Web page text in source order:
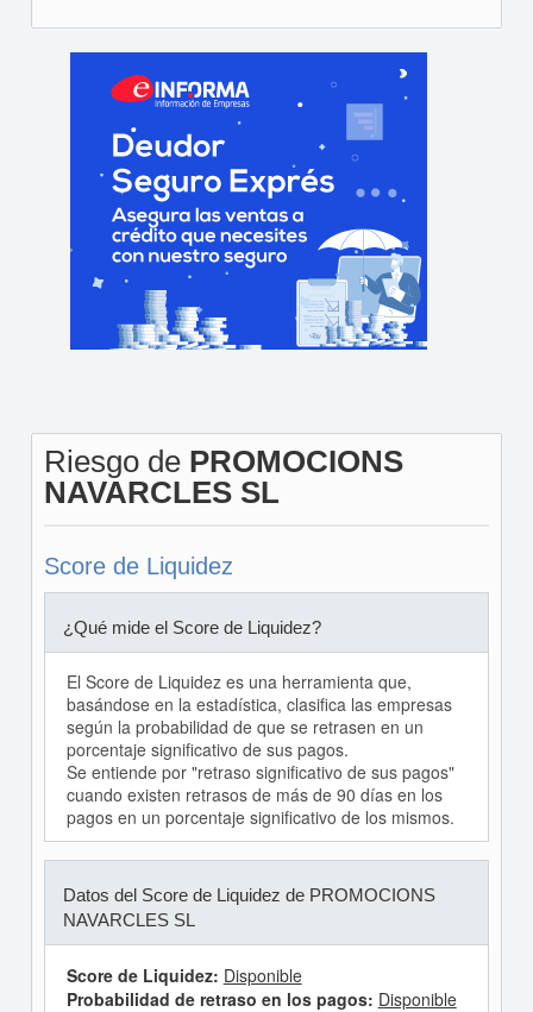
Riesgo de PROMOCIONS
NAVARCLES SL
Score de Liquidez
¿Qué mide el Score de Liquidez?
El Score de Liquidez es una herramienta que,
basándose en la estadística, clasifica las empresas
según la probabilidad de que se retrasen en un
porcentaje significativo de sus pagos.
Se entiende por "retraso significativo de sus pagos"
cuando existen retrasos de más de 90 días en los
pagos en un porcentaje significativo de los mismos.
Datos del Score de Liquidez de PROMOCIONS
NAVARCLES SL
Score de Liquidez: Disponible
Probabilidad de retraso en los pagos: Disponible